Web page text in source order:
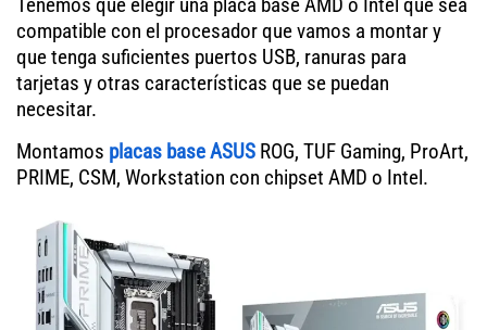
compatible con el procesador que vamos a montar y
que tenga suficientes puertos USB, ranuras para
tarjetas y otras características que se puedan
necesitar.
Montamos placas base ASUS ROG, TUF Gaming, ProArt,
PRIME, CSM, Workstation con chipset AMD o Intel.